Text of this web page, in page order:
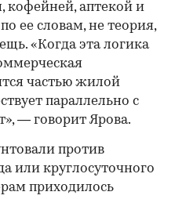
аптекой и
ее словам, не теория,
«Когда эта логика
частью жилой
параллельно с
— говорит Ярова.
против
или круглосуточного
приходилось